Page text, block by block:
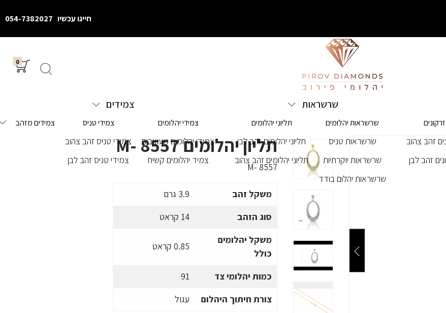
חייגו עכשיו 054-7382027
0
זהב צהוב
זהב לבן
שרשראות
שרשראות יהלומים
שרשראות טניס
שרשראות יוקרתיות
שרשראות יהלום בודד
תליוני יהלומים
תליוני יהלומים זהב לבן
תליוני יהלומים זהב צהוב
צמידים
צמידי יהלומים
צמידי יהלומים מעוצבים
צמיד יהלומים קשיח
צמידי טניס
צמידי טניס זהב צהוב
צמידי טניס זהב לבן
צמידים מזהב
תליון יהלומים M- 8557
M- 8557
משקל זהב
3.9 גרם
סוג הזהב
14 קראט
משקל יהלומים
כולל
0.85 קראט
כמות יהלומי צד
91
צורת חיתוך היהלום
עגול